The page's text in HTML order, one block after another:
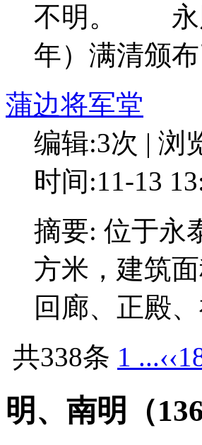
不明。 永历
年）满清颁
蒲边将军堂
编辑:3次 | 浏
时间:11-13
摘要: 位于永
方米，建筑
回廊、正殿
共338条 1 ...‹‹
明、南明（